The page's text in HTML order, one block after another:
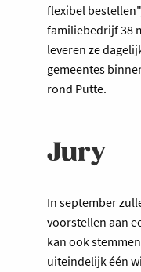
flexibel
familiebedrijf 38
leveren ze
gemeentes
rond Putte.
Jury
In september
voorstellen aan
kan ook
uiteindelijk één